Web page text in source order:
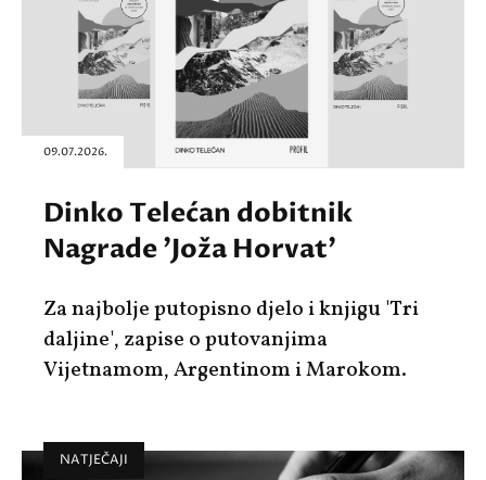
09.07.2026.
Dinko Telećan dobitnik
Nagrade 'Joža Horvat'
Za najbolje putopisno djelo i knjigu 'Tri
daljine', zapise o putovanjima
Vijetnamom, Argentinom i Marokom.
NATJEČAJI